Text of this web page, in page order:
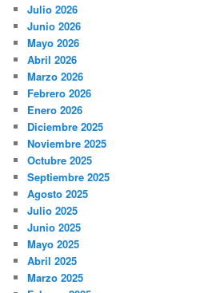
Julio 2026
Junio 2026
Mayo 2026
Abril 2026
Marzo 2026
Febrero 2026
Enero 2026
Diciembre 2025
Noviembre 2025
Octubre 2025
Septiembre 2025
Agosto 2025
Julio 2025
Junio 2025
Mayo 2025
Abril 2025
Marzo 2025